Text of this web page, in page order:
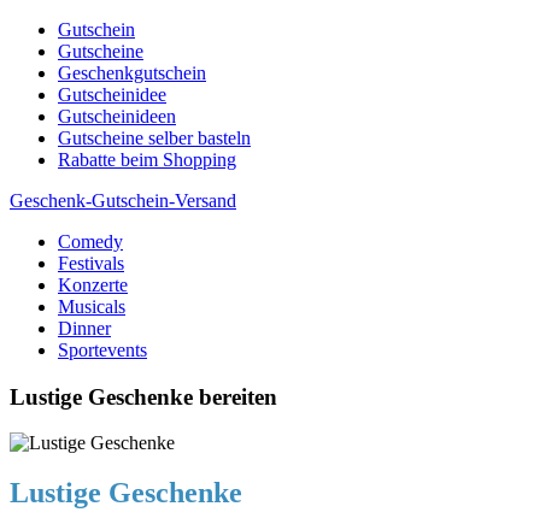
Skip
content
Gutschein
Gutscheine
Geschenkgutschein
Gutscheinidee
Gutscheinideen
Gutscheine selber basteln
Rabatte beim Shopping
Geschenk-Gutschein-Versand
Gutscheine, Gutscheinsprüche und Geschenkideen
Comedy
Festivals
Konzerte
Musicals
Dinner
Sportevents
Lustige Geschenke bereiten
Lustige Geschenke